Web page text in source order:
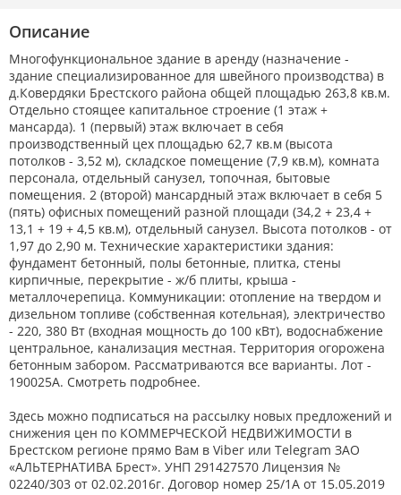
Описание
Многофункциональное здание в аренду (назначение -
здание специализированное для швейного производства) в
д.Ковердяки Брестского района общей площадью 263,8 кв.м.
Отдельно стоящее капитальное строение (1 этаж +
мансарда). 1 (первый) этаж включает в себя
производственный цех площадью 62,7 кв.м (высота
потолков - 3,52 м), складское помещение (7,9 кв.м), комната
персонала, отдельный санузел, топочная, бытовые
помещения. 2 (второй) мансардный этаж включает в себя 5
(пять) офисных помещений разной площади (34,2 + 23,4 +
13,1 + 19 + 4,5 кв.м), отдельный санузел. Высота потолков - от
1,97 до 2,90 м. Технические характеристики здания:
фундамент бетонный, полы бетонные, плитка, стены
кирпичные, перекрытие - ж/б плиты, крыша -
металлочерепица. Коммуникации: отопление на твердом и
дизельном топливе (собственная котельная), электричество
- 220, 380 Вт (входная мощность до 100 кВт), водоснабжение
центральное, канализация местная. Территория огорожена
бетонным забором. Рассматриваются все варианты. Лот -
190025A. Смотреть подробнее.
Здесь можно подписаться на рассылку новых предложений и
снижения цен по КОММЕРЧЕСКОЙ НЕДВИЖИМОСТИ в
Брестском регионе прямо Вам в Viber или Telegram ЗАО
«АЛЬТЕРНАТИВА Брест». УНП 291427570 Лицензия №
02240/303 от 02.02.2016г. Договор номер 25/1А от 15.05.2019